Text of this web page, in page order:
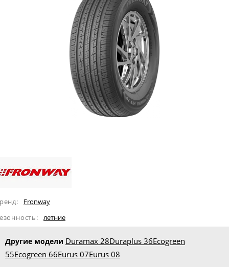
Fronway
летние
Другие модели Duramax 28Duraplus 36Ecogreen
55Ecogreen 66Eurus 07Eurus 08